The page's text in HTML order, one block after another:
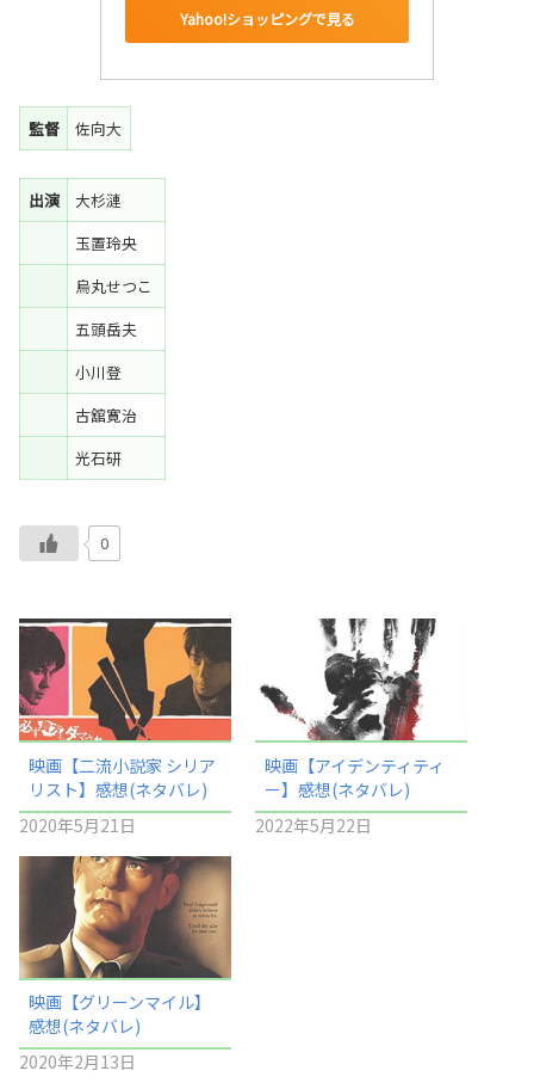
Yahoo!ショッピングで見る
監督 佐向大
出演
大杉漣
玉置玲央
烏丸せつこ
五頭岳夫
小川登
古舘寛治
光石研
0
映画【二流小説家 シリア
リスト】感想(ネタバレ)
2020年5月21日
映画【アイデンティティ
ー】感想(ネタバレ)
2022年5月22日
映画【グリーンマイル】
感想(ネタバレ)
2020年2月13日